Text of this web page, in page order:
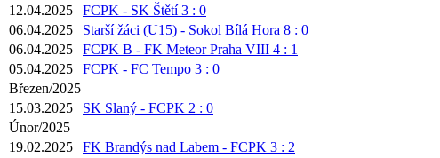
12.04.2025
FCPK - SK Štětí 3 : 0
06.04.2025
Starší žáci (U15) - Sokol Bílá Hora 8 : 0
06.04.2025
FCPK B - FK Meteor Praha VIII 4 : 1
05.04.2025
FCPK - FC Tempo 3 : 0
Březen/2025
15.03.2025
SK Slaný - FCPK 2 : 0
Únor/2025
19.02.2025
FK Brandýs nad Labem - FCPK 3 : 2